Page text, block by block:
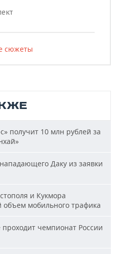
сюжеты
получит 10 млн рублей за
Даку из заявки
и Кукмора
мобильного трафика
чемпионат России